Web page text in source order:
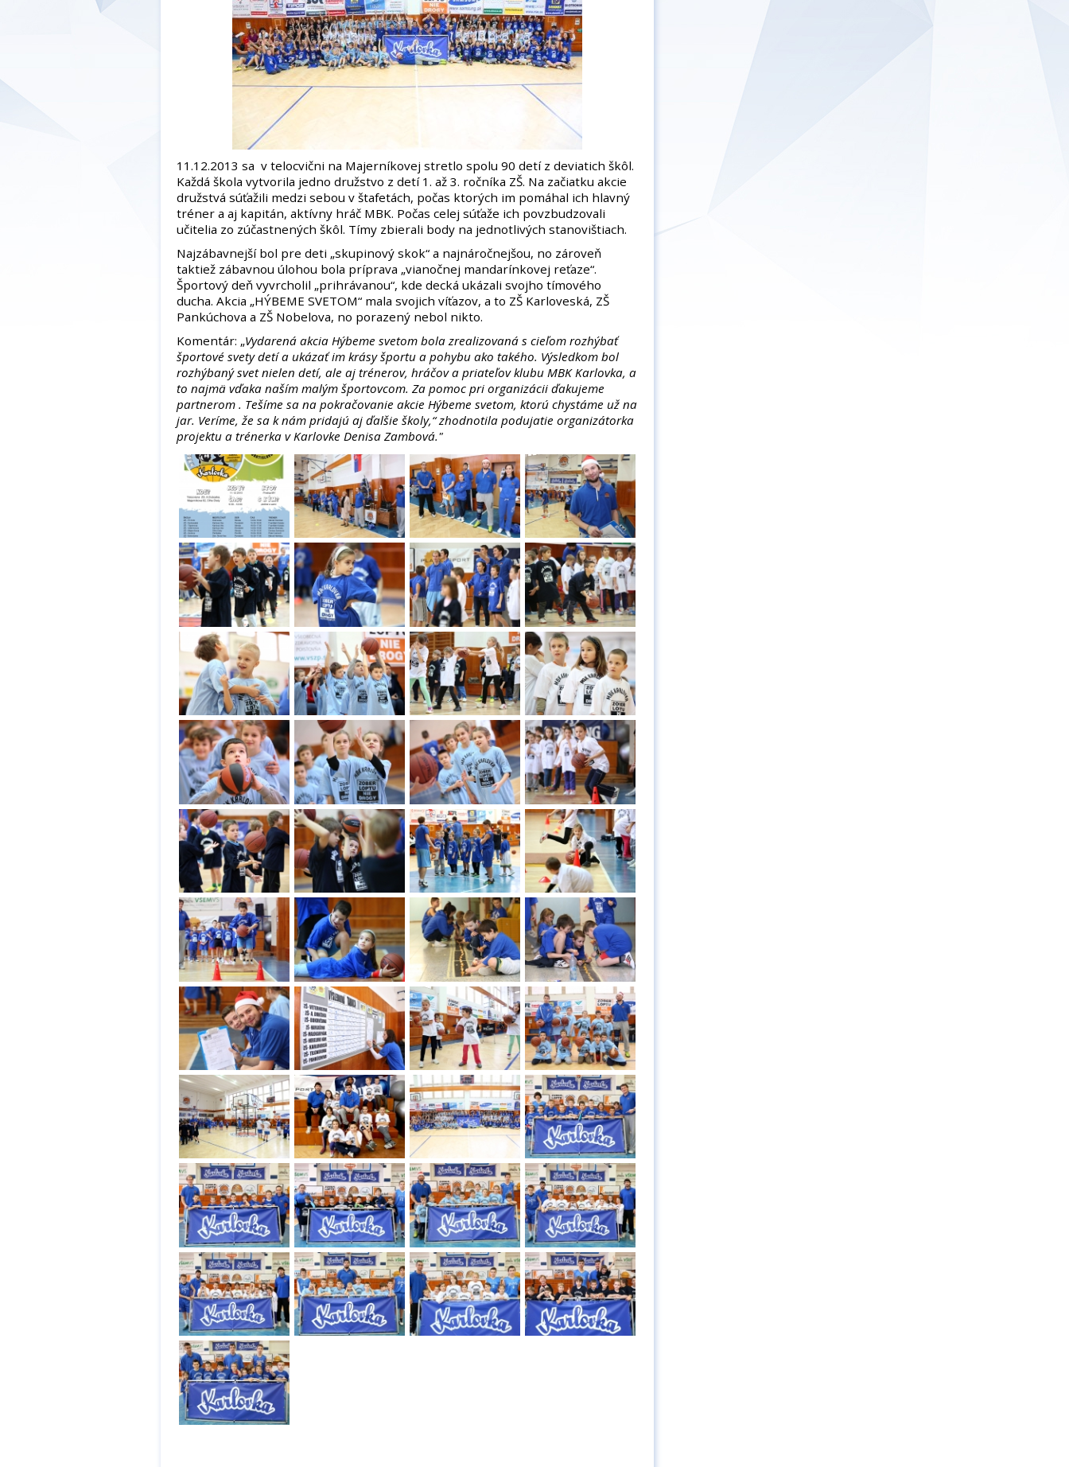
11.12.2013 sa v telocvični na Majerníkovej stretlo spolu 90 detí z deviatich škôl.
Každá škola vytvorila jedno družstvo z detí 1. až 3. ročníka ZŠ. Na začiatku akcie
družstvá súťažili medzi sebou v štafetách, počas ktorých im pomáhal ich hlavný
tréner a aj kapitán, aktívny hráč MBK. Počas celej súťaže ich povzbudzovali
učitelia zo zúčastnených škôl. Tímy zbierali body na jednotlivých stanovištiach.
Najzábavnejší bol pre deti „skupinový skok“ a najnáročnejšou, no zároveň
taktiež zábavnou úlohou bola príprava „vianočnej mandarínkovej reťaze“.
Športový deň vyvrcholil „prihrávanou“, kde decká ukázali svojho tímového
ducha. Akcia „HÝBEME SVETOM“ mala svojich víťazov, a to ZŠ Karloveská, ZŠ
Pankúchova a ZŠ Nobelova, no porazený nebol nikto.
Komentár: „Vydarená akcia Hýbeme svetom bola zrealizovaná s cieľom rozhýbať
športové svety detí a ukázať im krásy športu a pohybu ako takého. Výsledkom bol
rozhýbaný svet nielen detí, ale aj trénerov, hráčov a priateľov klubu MBK Karlovka, a
to najmä vďaka naším malým športovcom. Za pomoc pri organizácii ďakujeme
partnerom . Tešíme sa na pokračovanie akcie Hýbeme svetom, ktorú chystáme už na
jar. Veríme, že sa k nám pridajú aj ďalšie školy,“ zhodnotila podujatie organizátorka
projektu a trénerka v Karlovke Denisa Zambová."